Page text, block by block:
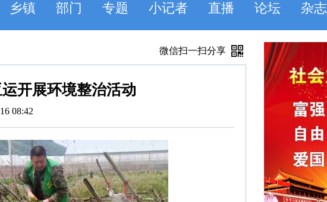
乡镇 部门 专题 小记者 直播 论坛 杂志
微信扫一扫分享
开展环境整治活动
08:42